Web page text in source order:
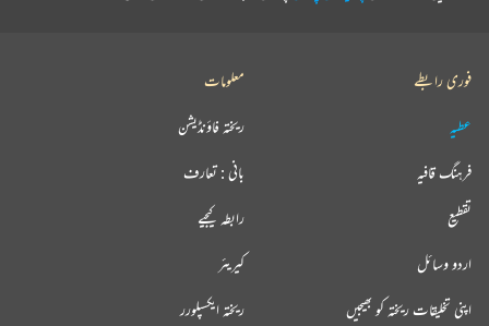
فوری رابطے
عطیہ
فرہنگ قافیہ
تقطیع
اردو وسائل
اپنی تخلیقات ریختہ کو بھیجیں
معلومات
ریختہ فاؤنڈیشن
بانی : تعارف
رابطہ کیجیے
کیریئر
ریختہ ایکسپلورر